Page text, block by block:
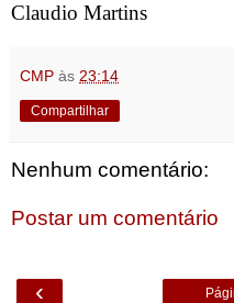
Claudio Martins
CMP às 23:14
Compartilhar
Nenhum comentário:
Postar um comentário
‹